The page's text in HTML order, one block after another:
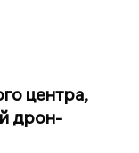
центра,
дрон-